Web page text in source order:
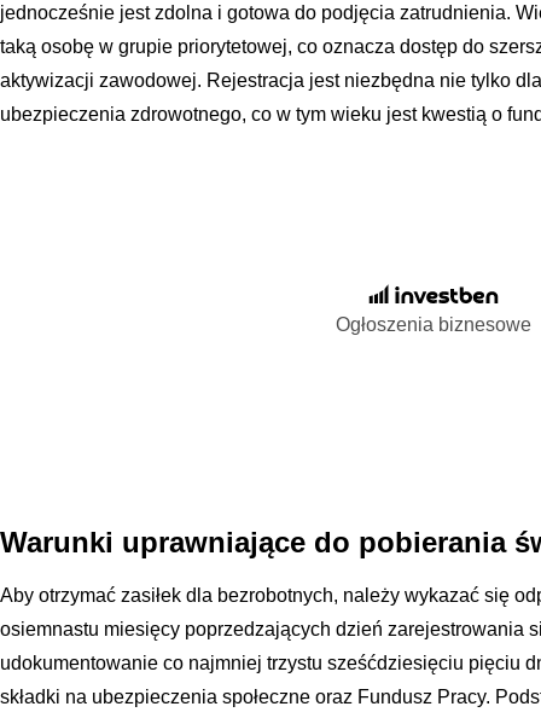
jednocześnie jest zdolna i gotowa do podjęcia zatrudnienia.
taką osobę w grupie priorytetowej, co oznacza dostęp do
aktywizacji zawodowej. Rejestracja jest niezbędna nie tylko
ubezpieczenia zdrowotnego, co w tym wieku jest kwestią o
Ogłoszenia biznesowe
Warunki uprawniające do pobierania
Aby otrzymać zasiłek dla bezrobotnych, należy wykazać się
osiemnastu miesięcy poprzedzających dzień zarejestrowania
udokumentowanie co najmniej trzystu sześćdziesięciu pięciu
składki na ubezpieczenia społeczne oraz Fundusz Pracy.